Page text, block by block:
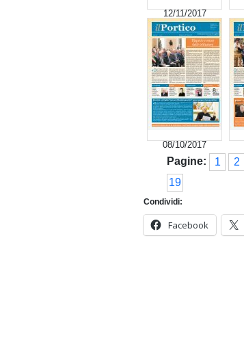
12/11/2017
08/10/2017
Pagine: 1 2
19
Condividi:
Facebook